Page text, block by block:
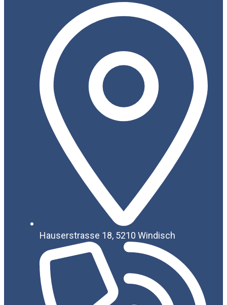
Hauserstrasse 18, 5210 Windisch